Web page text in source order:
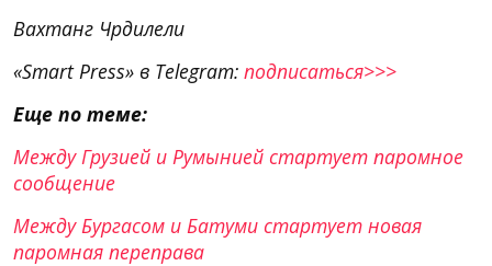
Вахтанг Чрдилели
«Smart Press» в Telegram: подписаться>>>
Еще по теме:
Между Грузией и Румынией стартует паромное
сообщение
Между Бургасом и Батуми стартует новая
паромная переправа